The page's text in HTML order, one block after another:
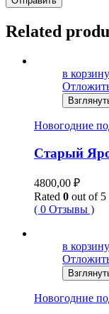
Related
в корзину
Новогодние
Старый
4800,00 ₽
Rated 0 out of 5
( 0 Отзывы )
в корзину
Новогодние